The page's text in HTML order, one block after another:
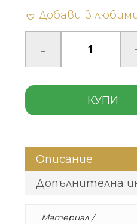
Добави в
КУПИ
Описание
Допълнителна
Материал /